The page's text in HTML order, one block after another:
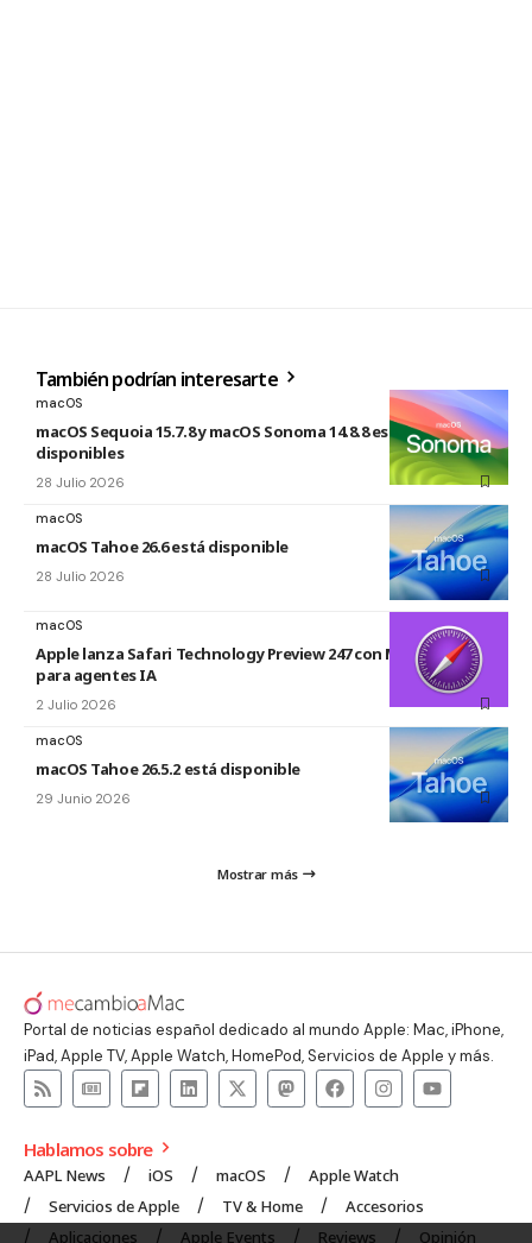
También podrían interesarte
macOS
macOS Sequoia 15.7.8 y macOS Sonoma 14.8.8 están
disponibles
28 Julio 2026
macOS
macOS Tahoe 26.6 está disponible
28 Julio 2026
macOS
Apple lanza Safari Technology Preview 247 con MCP Server
para agentes IA
2 Julio 2026
macOS
macOS Tahoe 26.5.2 está disponible
29 Junio 2026
Mostrar más
Portal de noticias español dedicado al mundo Apple: Mac, iPhone,
iPad, Apple TV, Apple Watch, HomePod, Servicios de Apple y más.
Hablamos sobre
AAPL News iOS macOS
Apple Watch
Servicios de Apple
TV & Home
Accesorios
Aplicaciones
Apple Events Reviews Opinión